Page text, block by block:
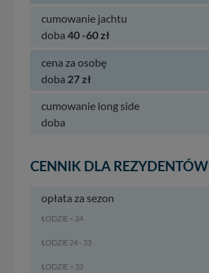
cumowanie jachtu
doba 40 -60 zł
cena za osobę
doba 27 zł
cumowanie long side
doba
CENNIK DLA REZYDENTÓW
opłata za sezon
ŁODZIE < 24
ŁODZIE 24 - 33
ŁODZIE > 33